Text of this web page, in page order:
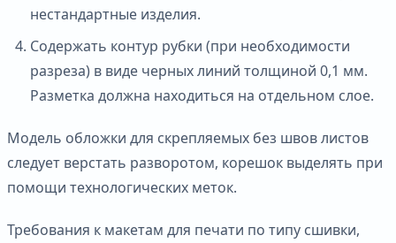
нестандартные изделия.
Содержать контур рубки (при необходимости
разреза) в виде черных линий толщиной 0,1 мм.
Разметка должна находиться на отдельном слое.
Модель обложки для скрепляемых без швов листов
следует верстать разворотом, корешок выделять при
помощи технологических меток.
Требования к макетам для печати по типу сшивки,